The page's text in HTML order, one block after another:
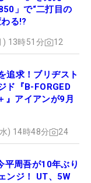
」で“二打目の
る!?
) 13時51分 12
追求！ブリヂスト
ド『B-FORGED
アイアンが9月
) 14時48分 24
平周吾が10年ぶり
ンジ！ UT、5W